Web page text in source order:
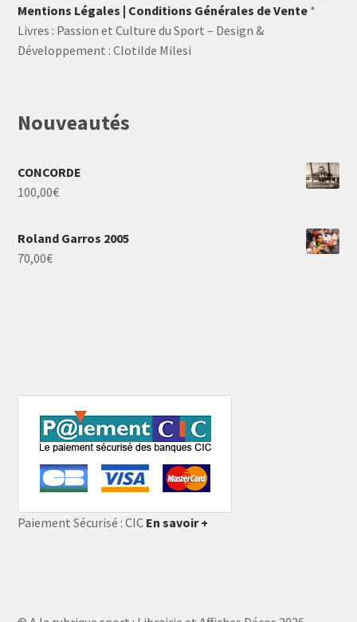
Mentions Légales | Conditions Générales de Vente *
Livres : Passion et Culture du Sport – Design &
Développement : Clotilde Milesi
Nouveautés
CONCORDE
100,00€
Roland Garros 2005
70,00€
Paiement Sécurisé : CIC En savoir +